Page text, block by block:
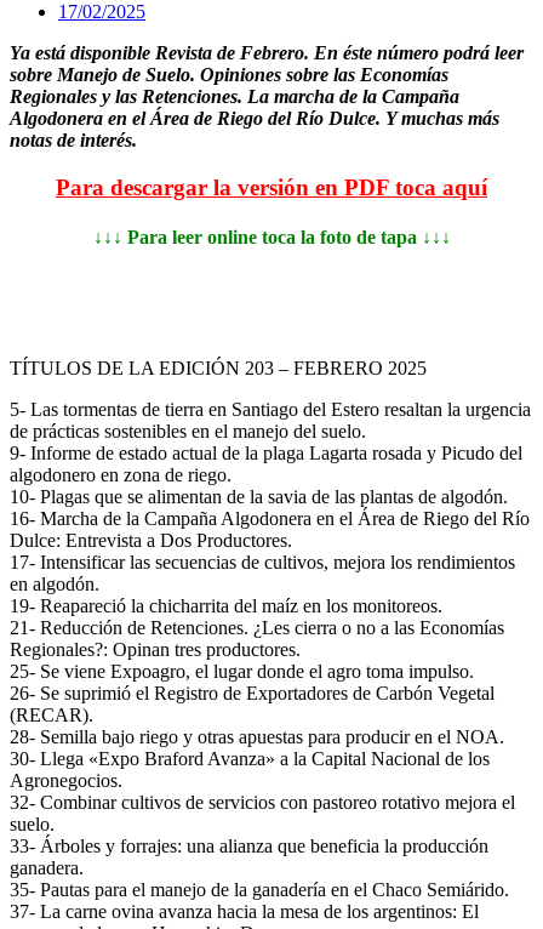
17/02/2025
Ya está disponible Revista de Febrero. En éste número podrá leer
sobre Manejo de Suelo. Opiniones sobre las Economías
Regionales y las Retenciones. La marcha de la Campaña
Algodonera en el Área de Riego del Río Dulce. Y muchas más
notas de interés.
Para descargar la versión en PDF toca aquí
↓ ↓ ↓ Para leer online toca la foto de tapa ↓ ↓ ↓
TÍTULOS DE LA EDICIÓN 203 – FEBRERO 2025
5- Las tormentas de tierra en Santiago del Estero resaltan la urgencia
de prácticas sostenibles en el manejo del suelo.
9- Informe de estado actual de la plaga Lagarta rosada y Picudo del
algodonero en zona de riego.
10- Plagas que se alimentan de la savia de las plantas de algodón.
16- Marcha de la Campaña Algodonera en el Área de Riego del Río
Dulce: Entrevista a Dos Productores.
17- Intensificar las secuencias de cultivos, mejora los rendimientos
en algodón.
19- Reapareció la chicharrita del maíz en los monitoreos.
21- Reducción de Retenciones. ¿Les cierra o no a las Economías
Regionales?: Opinan tres productores.
25- Se viene Expoagro, el lugar donde el agro toma impulso.
26- Se suprimió el Registro de Exportadores de Carbón Vegetal
(RECAR).
28- Semilla bajo riego y otras apuestas para producir en el NOA.
30- Llega «Expo Braford Avanza» a la Capital Nacional de los
Agronegocios.
32- Combinar cultivos de servicios con pastoreo rotativo mejora el
suelo.
33- Árboles y forrajes: una alianza que beneficia la producción
ganadera.
35- Pautas para el manejo de la ganadería en el Chaco Semiárido.
37- La carne ovina avanza hacia la mesa de los argentinos: El